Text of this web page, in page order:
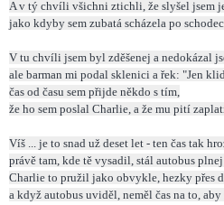
A v tý chvíli všichni ztichli, že slyšel jsem
jako kdyby sem zubatá scházela po
V tu chvíli jsem byl zděšenej a nedokázal
ale barman mi podal sklenici a řek: "Jen
čas od času sem přijde někdo s tím,
že ho sem poslal Charlie, a že mu pití
Víš ... je to snad už deset let - ten čas tak
právě tam, kde tě vysadil, stál autobus plnej
Charlie to pružil jako obvykle, hezky přes
a když autobus uviděl, neměl čas na to, aby